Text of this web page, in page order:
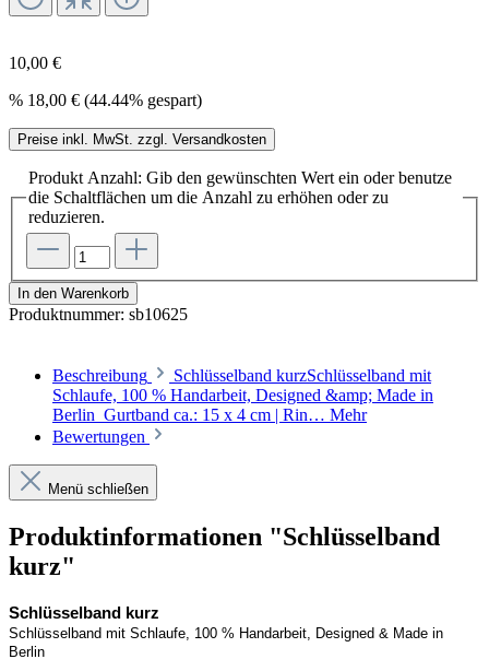
10,00 €
% 18,00 € (44.44% gespart)
Preise inkl. MwSt. zzgl. Versandkosten
Produkt Anzahl: Gib den gewünschten Wert ein oder benutze
die Schaltflächen um die Anzahl zu erhöhen oder zu
reduzieren.
In den Warenkorb
Produktnummer: sb10625
Beschreibung
Schlüsselband kurzSchlüsselband mit
Schlaufe, 100 % Handarbeit, Designed &amp; Made in
Berlin Gurtband ca.: 15 x 4 cm | Rin… Mehr
Bewertungen
Menü schließen
Produktinformationen "Schlüsselband
kurz"
Schlüsselband kurz
Schlüsselband mit Schlaufe, 100 % Handarbeit, Designed & Made in
Berlin